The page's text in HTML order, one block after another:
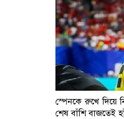
স্পেনকে রুখে দিয়ে
শেষ বাঁশি বাজতেই